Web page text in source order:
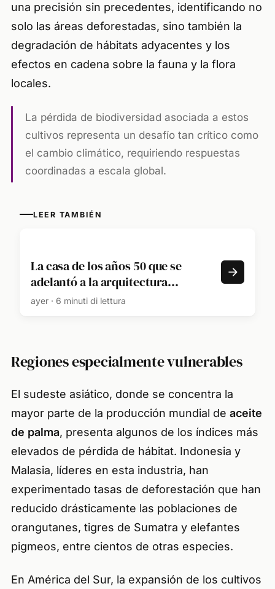
una precisión sin precedentes, identificando no
solo las áreas deforestadas, sino también la
degradación de hábitats adyacentes y los
efectos en cadena sobre la fauna y la flora
locales.
La pérdida de biodiversidad asociada a estos
cultivos representa un desafío tan crítico como
el cambio climático, requiriendo respuestas
coordinadas a escala global.
LEER TAMBIÉN
La casa de los años 50 que se
adelantó a la arquitectura
sostenible y hoy nos enseña cómo
ayer · 6 minuti di lettura
Regiones especialmente vulnerables
El sudeste asiático, donde se concentra la
mayor parte de la producción mundial de aceite
de palma, presenta algunos de los índices más
elevados de pérdida de hábitat. Indonesia y
Malasia, líderes en esta industria, han
experimentado tasas de deforestación que han
reducido drásticamente las poblaciones de
orangutanes, tigres de Sumatra y elefantes
pigmeos, entre cientos de otras especies.
En América del Sur, la expansión de los cultivos